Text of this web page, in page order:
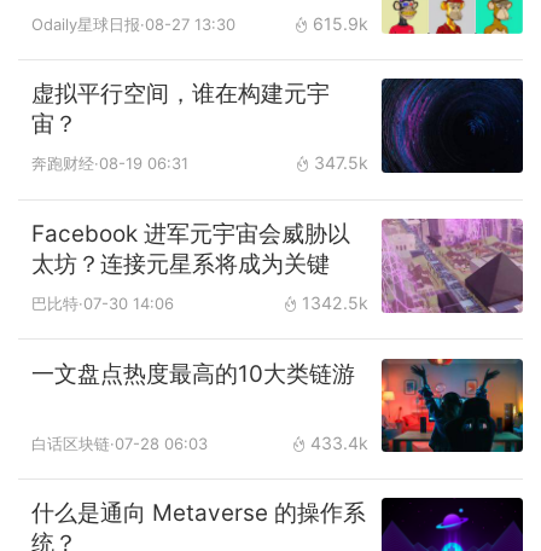
Odaily星球日报·08-27 13:30 615.9k
虚拟平行空间，谁在构建元宇
宙？
奔跑财经·08-19 06:31 347.5k
Facebook 进军元宇宙会威胁以
太坊？连接元星系将成为关键
巴比特·07-30 14:06 1342.5k
一文盘点热度最高的10大类链游
白话区块链·07-28 06:03 433.4k
什么是通向 Metaverse 的操作系
统？